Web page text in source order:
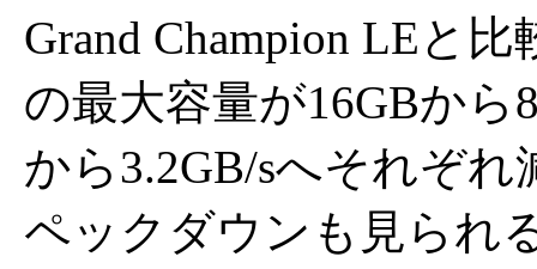
Grand Champion LEと
の最大容量が16GBから
から3.2GB/sへそれぞ
ペックダウンも見られ